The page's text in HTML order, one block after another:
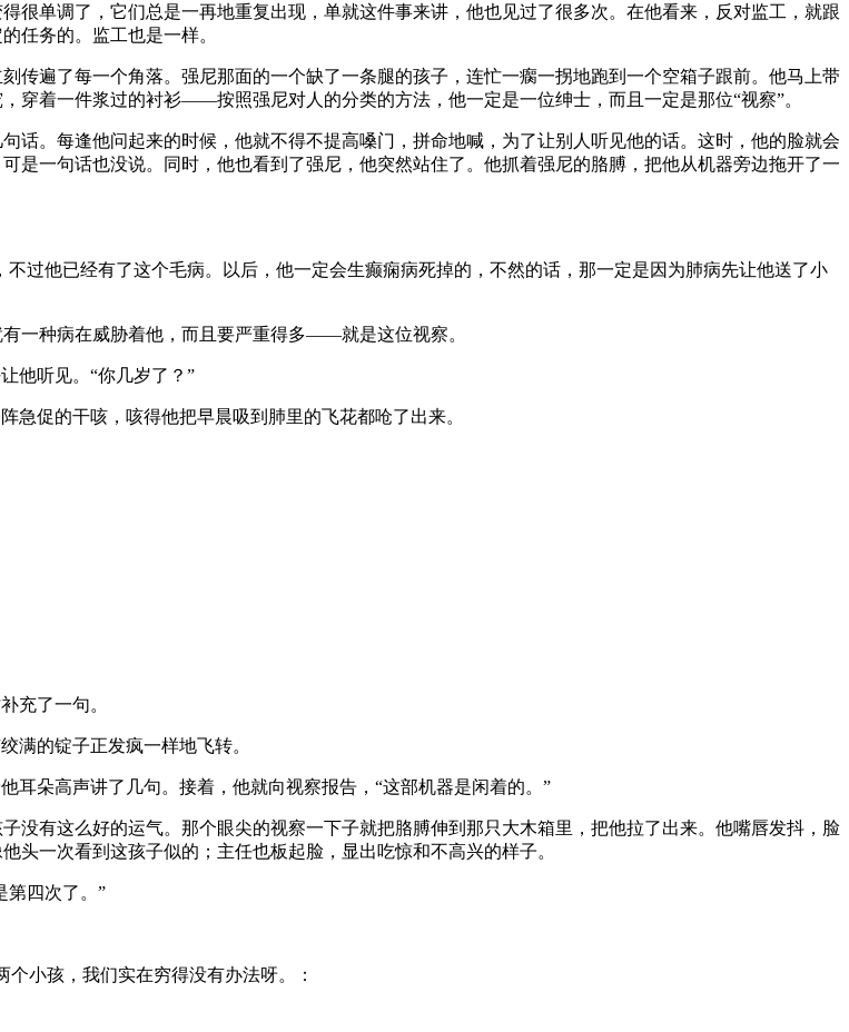
很单调了，它们总是一再地重复出现，单就这件事来讲，他也见过了很多次。在他看来，反对监工，就跟
任务的。监工也是一样。
传遍了每一个角落。强尼那面的一个缺了一条腿的孩子，连忙一瘸一拐地跑到一个空箱子跟前。他马上带
穿着一件浆过的衬衫——按照强尼对人的分类的方法，他一定是一位绅士，而且一定是那位“视察”。
话。每逢他问起来的时候，他就不得不提高嗓门，拼命地喊，为了让别人听见他的话。这时，他的脸就会
是一句话也没说。同时，他也看到了强尼，他突然站住了。他抓着强尼的胳膊，把他从机器旁边拖开了一
过他已经有了这个毛病。以后，他一定会生癫痫病死掉的，不然的话，那一定是因为肺病先让他送了小
一种病在威胁着他，而且要严重得多——就是这位视察。
他听见。“你几岁了？”
急促的干咳，咳得他把早晨吸到肺里的飞花都呛了出来。
充了一句。
满的锭子正发疯一样地飞转。
耳朵高声讲了几句。接着，他就向视察报告，“这部机器是闲着的。”
没有这么好的运气。那个眼尖的视察一下子就把胳膊伸到那只大木箱里，把他拉了出来。他嘴唇发抖，脸
头一次看到这孩子似的；主任也板起脸，显出吃惊和不高兴的样子。
第四次了。”
小孩，我们实在穷得没有办法呀。：